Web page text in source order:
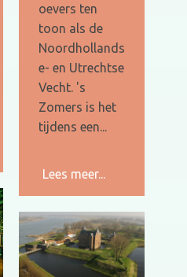
oevers ten
toon als de
Noordhollands
e- en Utrechtse
Vecht. 's
Zomers is het
tijdens een...
Lees meer...